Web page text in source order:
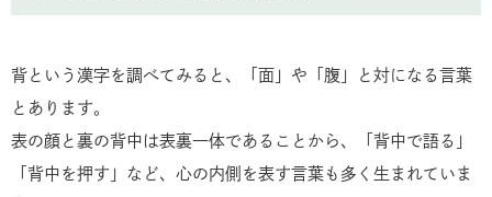
背という漢字を調べてみると、「面」や「腹」と対になる言葉
とあります。
表の顔と裏の背中は表裏一体であることから、「背中で語る」
「背中を押す」など、心の内側を表す言葉も多く生まれていま